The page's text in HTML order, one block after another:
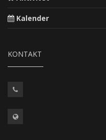
Kalender
KONTAKT